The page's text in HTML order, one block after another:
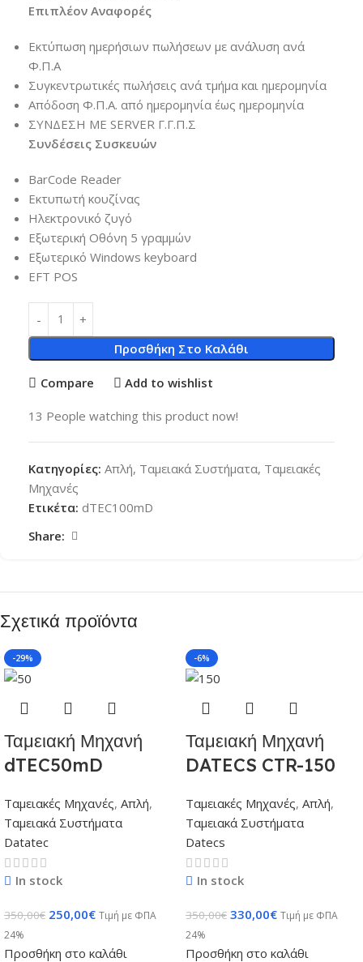
Επιπλέον Αναφορές
Εκτύπωση ημερήσιων πωλήσεων με ανάλυση ανά
Φ.Π.Α
Συγκεντρωτικές πωλήσεις ανά τμήμα και ημερομηνία
Απόδοση Φ.Π.Α. από ημερομηνία έως ημερομηνία
ΣΥΝΔΕΣΗ ΜΕ SERVER Γ.Γ.Π.Σ
Συνδέσεις Συσκευών
BarCode Reader
Εκτυπωτή κουζίνας
Ηλεκτρονικό ζυγό
Εξωτερική Οθόνη 5 γραμμών
Εξωτερικό Windows keyboard
EFT POS
Προσθήκη Στο Καλάθι
Compare Add to wishlist
13 People watching this product now!
Κατηγορίες: Απλή, Ταμειακά Συστήματα, Ταμειακές
Μηχανές
Ετικέτα: dTEC100mD
Share:
Σχετικά προϊόντα
-29%
Ταμειακή Μηχανή
dTEC50mD
Ταμειακές Μηχανές, Απλή,
Ταμειακά Συστήματα
Datatec
In stock
350,00€ 250,00€ Τιμή με ΦΠΑ
24%
Προσθήκη στο καλάθι
-6%
Ταμειακή Μηχανή
DATECS CTR-150
Ταμειακές Μηχανές, Απλή,
Ταμειακά Συστήματα
Datecs
In stock
350,00€ 330,00€ Τιμή με ΦΠΑ
24%
Προσθήκη στο καλάθι